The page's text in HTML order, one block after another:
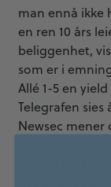
man ennå ikke
en ren 10 års
beliggenhet,
som er i
Allé 1-5 en
Telegrafen
Newsec
residualrisiko,
det trygt og da